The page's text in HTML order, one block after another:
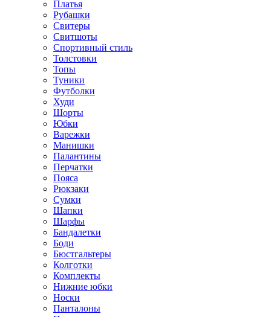
Платья
Рубашки
Свитеры
Свитшоты
Спортивный стиль
Толстовки
Топы
Туники
Футболки
Худи
Шорты
Юбки
Варежки
Манишки
Палантины
Перчатки
Пояса
Рюкзаки
Сумки
Шапки
Шарфы
Бандалетки
Боди
Бюстгальтеры
Колготки
Комплекты
Нижние юбки
Носки
Панталоны